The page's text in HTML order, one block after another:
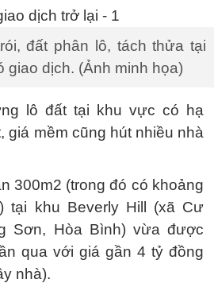
đất phân lô, tách thửa tại
giao dịch. (Ảnh minh họa)
lô đất tại khu vực có hạ
giá mềm cũng hút nhiều nhà
300m2 (trong đó có khoảng
tại khu Beverly Hill (xã Cư
Sơn, Hòa Bình) vừa được
qua với giá gần 4 tỷ đồng
nhà).